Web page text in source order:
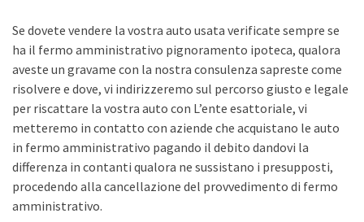
Se dovete vendere la vostra auto usata verificate sempre se
ha il fermo amministrativo pignoramento ipoteca, qualora
aveste un gravame con la nostra consulenza sapreste come
risolvere e dove, vi indirizzeremo sul percorso giusto e legale
per riscattare la vostra auto con L’ente esattoriale, vi
metteremo in contatto con aziende che acquistano le auto
in fermo amministrativo pagando il debito dandovi la
differenza in contanti qualora ne sussistano i presupposti,
procedendo alla cancellazione del provvedimento di fermo
amministrativo.